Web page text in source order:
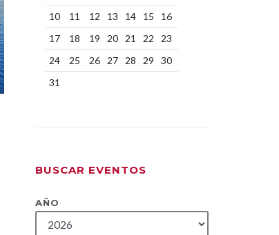
10
11 12 13 14 15
16
17
18 19 20 21 22
23
24
25 26 27 28 29
30
31
BUSCAR EVENTOS
AÑO